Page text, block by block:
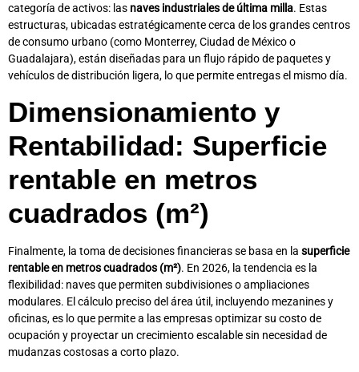
categoría de activos: las naves industriales de última milla. Estas
estructuras, ubicadas estratégicamente cerca de los grandes centros
de consumo urbano (como Monterrey, Ciudad de México o
Guadalajara), están diseñadas para un flujo rápido de paquetes y
vehículos de distribución ligera, lo que permite entregas el mismo día.
Dimensionamiento y
Rentabilidad: Superficie
rentable en metros
cuadrados (m²)
Finalmente, la toma de decisiones financieras se basa en la superficie
rentable en metros cuadrados (m²). En 2026, la tendencia es la
flexibilidad: naves que permiten subdivisiones o ampliaciones
modulares. El cálculo preciso del área útil, incluyendo mezanines y
oficinas, es lo que permite a las empresas optimizar su costo de
ocupación y proyectar un crecimiento escalable sin necesidad de
mudanzas costosas a corto plazo.